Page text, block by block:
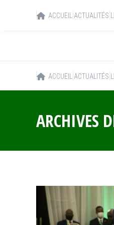
ACCUEIL ACTUALITÉS
ARCHIVES
ACCUEIL ACTUALITÉS